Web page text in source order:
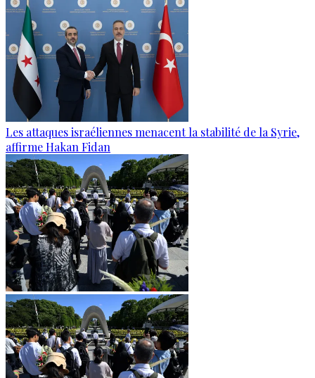
Les attaques israéliennes menacent la stabilité de la Syrie,
affirme Hakan Fidan